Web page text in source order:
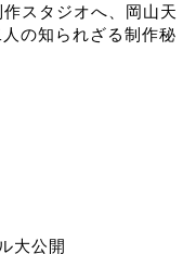
スタジオへ、岡山天
の知られざる制作秘
大公開